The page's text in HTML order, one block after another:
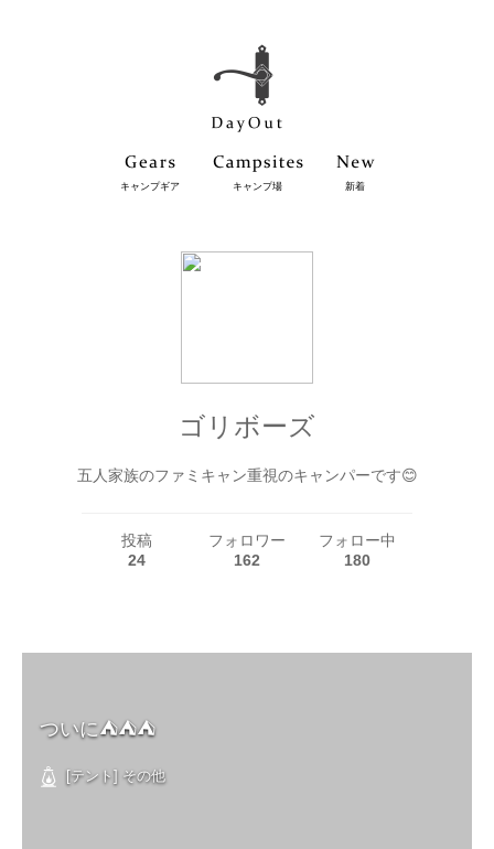
キャンプギア キャンプ場 新着
ゴリボーズ
五人家族のファミキャン重視のキャンパーです😊
投稿
24
フォロワー
162
フォロー中
180
ついに⛺️⛺️⛺️
[テント] その他